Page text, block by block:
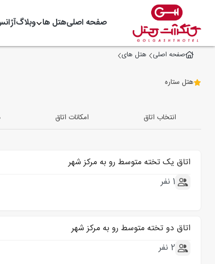
صفحه اصلیهتل ها وبلاگ
صفحه اصلی هتل های
هتل ستاره
انتخاب اتاق امکانات اتاق
اتاق یک تخته متوسط رو به مرکز شهر
1 نفر
اتاق دو تخته متوسط رو به مرکز شهر
2 نفر